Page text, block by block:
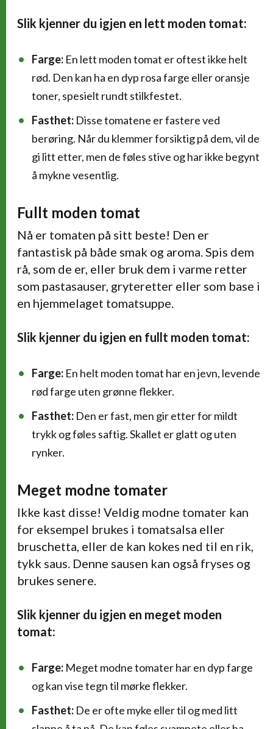
Slik kjenner du igjen en lett moden tomat:
Farge: En lett moden tomat er oftest ikke helt
rød. Den kan ha en dyp rosa farge eller oransje
toner, spesielt rundt stilkfestet.
Fasthet: Disse tomatene er fastere ved
berøring. Når du klemmer forsiktig på dem, vil de
gi litt etter, men de føles stive og har ikke begynt
å mykne vesentlig.
Fullt moden tomat
Nå er tomaten på sitt beste! Den er
fantastisk på både smak og aroma. Spis dem
rå, som de er, eller bruk dem i varme retter
som pastasauser, gryteretter eller som base i
en hjemmelaget tomatsuppe.
Slik kjenner du igjen en fullt moden tomat:
Farge: En helt moden tomat har en jevn, levende
rød farge uten grønne flekker.
Fasthet: Den er fast, men gir etter for mildt
trykk og føles saftig. Skallet er glatt og uten
rynker.
Meget modne tomater
Ikke kast disse! Veldig modne tomater kan
for eksempel brukes i tomatsalsa eller
bruschetta, eller de kan kokes ned til en rik,
tykk saus. Denne sausen kan også fryses og
brukes senere.
Slik kjenner du igjen en meget moden
tomat:
Farge: Meget modne tomater har en dyp farge
og kan vise tegn til mørke flekker.
Fasthet: De er ofte myke eller til og med litt